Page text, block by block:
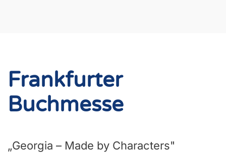
Frankfurter
Buchmesse
„Georgia – Made by Characters"